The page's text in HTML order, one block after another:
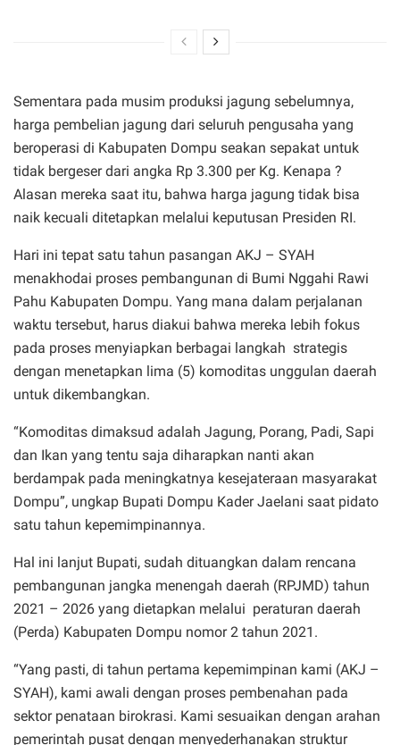
Sementara pada musim produksi jagung sebelumnya,
harga pembelian jagung dari seluruh pengusaha yang
beroperasi di Kabupaten Dompu seakan sepakat untuk
tidak bergeser dari angka Rp 3.300 per Kg. Kenapa ?
Alasan mereka saat itu, bahwa harga jagung tidak bisa
naik kecuali ditetapkan melalui keputusan Presiden RI.
Hari ini tepat satu tahun pasangan AKJ – SYAH
menakhodai proses pembangunan di Bumi Nggahi Rawi
Pahu Kabupaten Dompu. Yang mana dalam perjalanan
waktu tersebut, harus diakui bahwa mereka lebih fokus
pada proses menyiapkan berbagai langkah strategis
dengan menetapkan lima (5) komoditas unggulan daerah
untuk dikembangkan.
“Komoditas dimaksud adalah Jagung, Porang, Padi, Sapi
dan Ikan yang tentu saja diharapkan nanti akan
berdampak pada meningkatnya kesejateraan masyarakat
Dompu”, ungkap Bupati Dompu Kader Jaelani saat pidato
satu tahun kepemimpinannya.
Hal ini lanjut Bupati, sudah dituangkan dalam rencana
pembangunan jangka menengah daerah (RPJMD) tahun
2021 – 2026 yang dietapkan melalui peraturan daerah
(Perda) Kabupaten Dompu nomor 2 tahun 2021.
“Yang pasti, di tahun pertama kepemimpinan kami (AKJ –
SYAH), kami awali dengan proses pembenahan pada
sektor penataan birokrasi. Kami sesuaikan dengan arahan
pemerintah pusat dengan menyederhanakan struktur